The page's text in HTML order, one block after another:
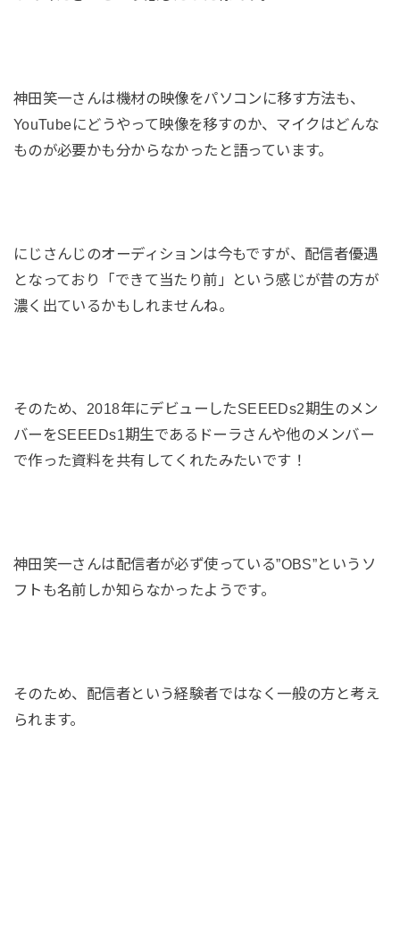
神田笑一さんは機材の映像をパソコンに移す方法も、
YouTubeにどうやって映像を移すのか、マイクはどんな
ものが必要かも分からなかったと語っています。
にじさんじのオーディションは今もですが、配信者優遇
となっており「できて当たり前」という感じが昔の方が
濃く出ているかもしれませんね。
そのため、2018年にデビューしたSEEEDs2期生のメン
バーをSEEEDs1期生であるドーラさんや他のメンバー
で作った資料を共有してくれたみたいです！
神田笑一さんは配信者が必ず使っている”OBS”というソ
フトも名前しか知らなかったようです。
そのため、配信者という経験者ではなく一般の方と考え
られます。